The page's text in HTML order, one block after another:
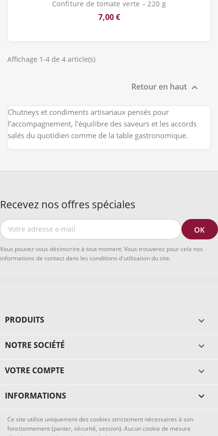
Confiture de tomate verte – 220 g
7,00 €
Affichage 1-4 de 4 article(s)
Retour en haut 
Chutneys et condiments artisanaux pensés pour
l’accompagnement, l’équilibre des saveurs et les accords
salés du quotidien comme de la table gastronomique.
Recevez nos offres spéciales
Vous pouvez vous désinscrire à tout moment. Vous trouverez pour cela nos
informations de contact dans les conditions d'utilisation du site.
PRODUITS 
NOTRE SOCIÉTÉ 
VOTRE COMPTE 
INFORMATIONS keyboard_arrow_down
Ce site utilise uniquement des cookies strictement nécessaires à son
fonctionnement (panier, sécurité, session). Aucun cookie de mesure